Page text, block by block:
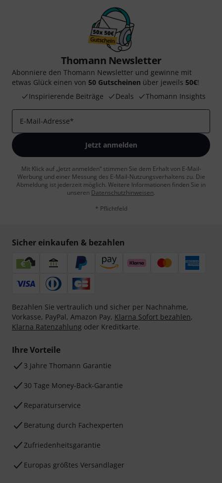
Thomann Newsletter
Abonniere den Thomann Newsletter und gewinne mit
etwas Glück einen von 50 Gutscheinen über jeweils 50€!
Inspirierende Beiträge
Deals Thomann Insights
E-Mail-Adresse*
Jetzt anmelden
Mit Klick auf „Jetzt anmelden“ stimmen Sie dem Erhalt von E-Mail-
Werbung und einer Messung des E-Mail-Nutzungsverhaltens zu. Die
Abmeldung ist jederzeit möglich. Weitere Informationen finden Sie in
unseren Datenschutzhinweisen.
* Pflichtfeld
Sicher einkaufen & bezahlen
Bezahlen Sie vertraulich und sicher per Nachnahme,
Vorkasse, PayPal, Amazon Pay, Klarna Sofort bezahlen,
Klarna Ratenzahlung oder Kreditkarte.
Ihre Vorteile
3 Jahre Thomann Garantie
30 Tage Money-Back-Garantie
Reparaturservice
Beratung durch Fachexperten
Zufriedenheitsgarantie
Europas größtes Versandlager